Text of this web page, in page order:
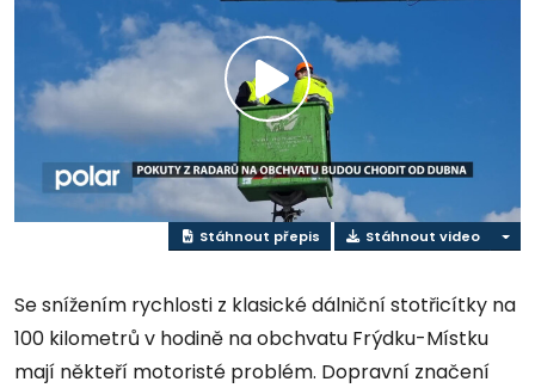
Play
Video
Stáhnout přepis Stáhnout video
Se snížením rychlosti z klasické dálniční stotřicítky na
100 kilometrů v hodině na obchvatu Frýdku-Místku
mají někteří motoristé problém. Dopravní značení